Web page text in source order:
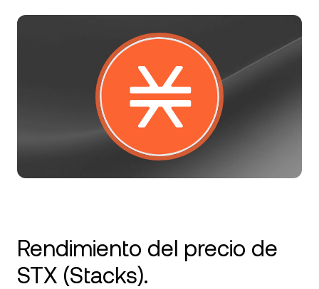
Clientes privados
Programa de fidelización
SOL
Rendimiento del precio de
STX (Stacks).